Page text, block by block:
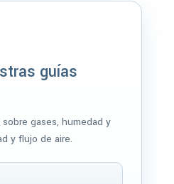
guías
gases, humedad y
y flujo de aire.